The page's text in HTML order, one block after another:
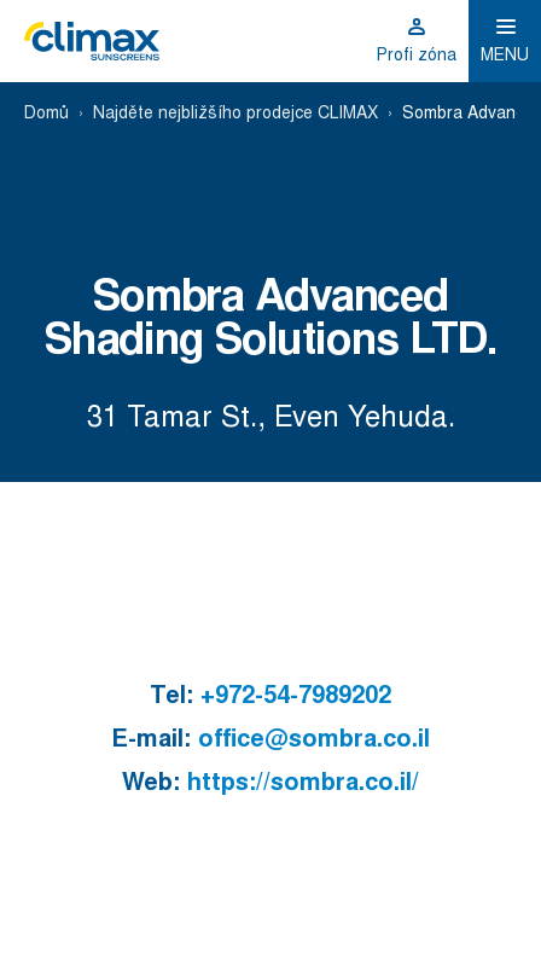
Profi zóna MENU
Domů Najděte nejbližšího prodejce CLIMAX Sombra
Sombra Advanced
Shading Solutions LTD.
31 Tamar St., Even Yehuda.
Tel: +972-54-7989202
E-mail: office@sombra.co.il
Web: https://sombra.co.il/